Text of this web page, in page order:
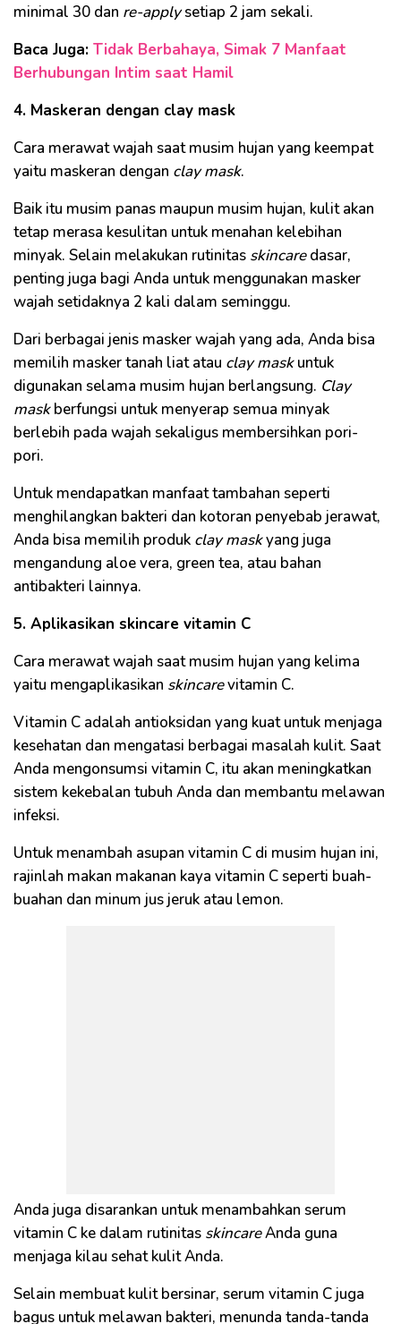
minimal 30 dan re-applysetiap 2 jam sekali.
Baca Juga: Tidak Berbahaya, Simak 7 Manfaat
Berhubungan Intim saat Hamil
4. Maskeran dengan clay mask
Cara merawat wajah saat musim hujan yang keempat
yaitu maskeran dengan clay mask.
Baik itu musim panas maupun musim hujan, kulit akan
tetap merasa kesulitan untuk menahan kelebihan
minyak. Selain melakukan rutinitas skincaredasar,
penting juga bagi Anda untuk menggunakan masker
wajah setidaknya 2 kali dalam seminggu.
Dari berbagai jenis masker wajah yang ada, Anda bisa
memilih masker tanah liat atau clay maskuntuk
digunakan selama musim hujan berlangsung. Clay
maskberfungsi untuk menyerap semua minyak
berlebih pada wajah sekaligus membersihkan pori-
pori.
Untuk mendapatkan manfaat tambahan seperti
menghilangkan bakteri dan kotoran penyebab jerawat,
Anda bisa memilih produk clay maskyang juga
mengandung aloe vera, green tea, atau bahan
antibakteri lainnya.
5. Aplikasikan skincare vitamin C
Cara merawat wajah saat musim hujan yang kelima
yaitu mengaplikasikan skincarevitamin C.
Vitamin C adalah antioksidan yang kuat untuk menjaga
kesehatan dan mengatasi berbagai masalah kulit. Saat
Anda mengonsumsi vitamin C, itu akan meningkatkan
sistem kekebalan tubuh Anda dan membantu melawan
infeksi.
Untuk menambah asupan vitamin C di musim hujan ini,
rajinlah makan makanan kaya vitamin C seperti buah-
buahan dan minum jus jeruk atau lemon.
Anda juga disarankan untuk menambahkan serum
vitamin C ke dalam rutinitas skincareAnda guna
menjaga kilau sehat kulit Anda.
Selain membuat kulit bersinar, serum vitamin C juga
bagus untuk melawan bakteri, menunda tanda-tanda